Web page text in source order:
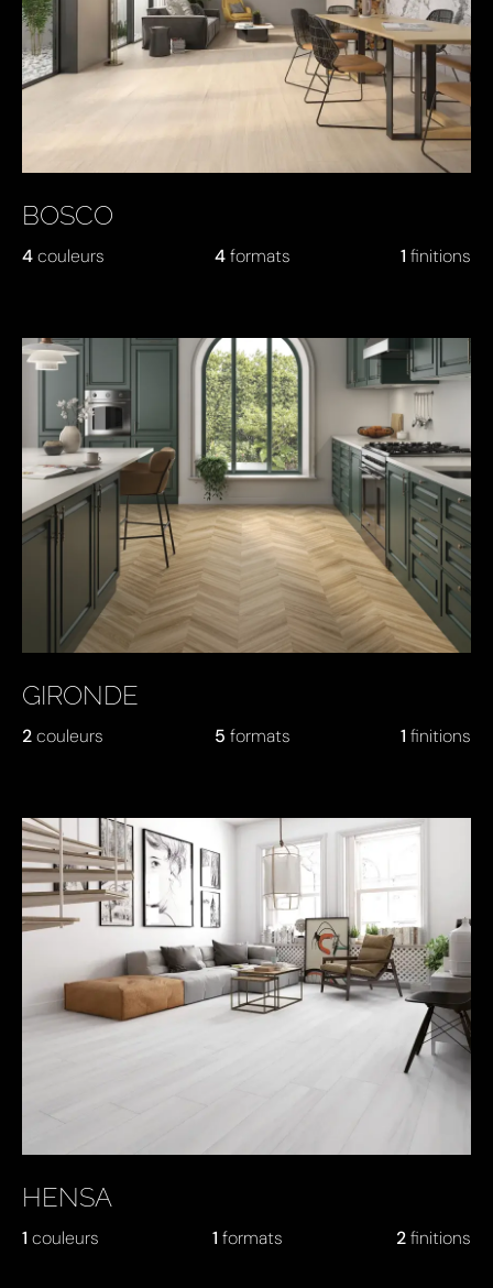
BOSCO
4couleurs 4formats 1 finitions
GIRONDE
2couleurs 5 formats 1 finitions
HENSA
1 couleurs 1 formats 2finitions